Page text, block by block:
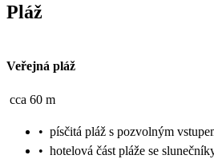
Pláž
Veřejná pláž
cca 60 m
• písčitá pláž s pozvolným
• hotelová část pláže se